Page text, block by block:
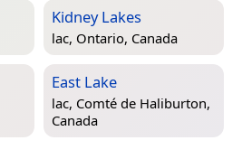
Kidney Lakes
lac, Ontario, Canada
East Lake
lac, Comté de Haliburton,
Canada